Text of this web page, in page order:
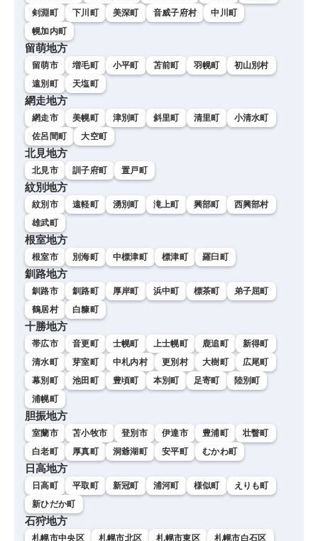
剣淵町
下川町 美深町 音威子府村
中川町
幌加内町
留萌地方
留萌市 増毛町 小平町 苫前町 羽幌町
初山別村
遠別町
天塩町
網走地方
網走市 美幌町 津別町 斜里町 清里町
小清水町
佐呂間町
大空町
北見地方
北見市 訓子府町 置戸町
紋別地方
紋別市 遠軽町 湧別町 滝上町 興部町
西興部村
雄武町
根室地方
根室市 別海町 中標津町 標津町 羅臼町
釧路地方
釧路市 釧路町 厚岸町 浜中町 標茶町
弟子屈町
鶴居村
白糠町
十勝地方
帯広市 音更町 士幌町 上士幌町 鹿追町
新得町
清水町
芽室町 中札内村 更別村 大樹町
広尾町
幕別町
池田町 豊頃町 本別町 足寄町
陸別町
浦幌町
胆振地方
室蘭市 苫小牧市 登別市 伊達市 豊浦町
壮瞥町
白老町
厚真町 洞爺湖町 安平町 むかわ町
日高地方
日高町 平取町 新冠町 浦河町 様似町
えりも町
新ひだか町
石狩地方
札幌市中央区 札幌市北区 札幌市東区 札幌市白石区